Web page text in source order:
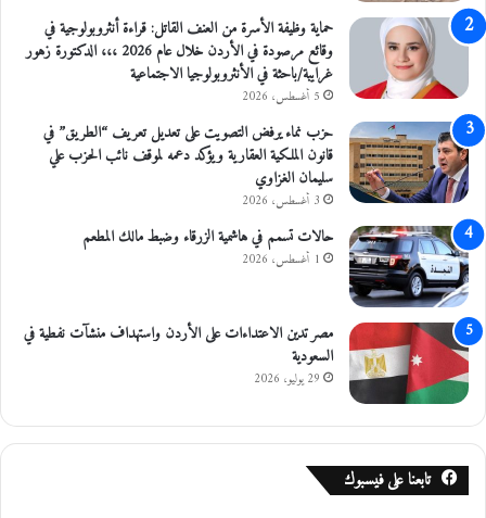
ا
ث
ل
و
ي
ة
و
ر
ف
ي
ع
أ
ق
ض
ي
ف
د
ج
ا
ا
ل
م
ن
ح
ل
د
ر
ا
س
ي
ة
حماية وظيفة الأسرة من العنف القاتل: قراءة أنثروبولوجية في
وقائع مرصودة في الأردن خلال عام 2026 ،،، الدكتورة زهور
غرايبة/باحثة في الأنثروبولوجيا الاجتماعية
5 أغسطس، 2026
حزب نماء يرفض التصويت على تعديل تعريف “الطريق” في
قانون الملكية العقارية ويؤكد دعمه لموقف نائب الحزب علي
سليمان الغزاوي
3 أغسطس، 2026
حالات تسمم في هاشمية الزرقاء وضبط مالك المطعم
1 أغسطس، 2026
مصر تدين الاعتداءات على الأردن واستهداف منشآت نفطية في
السعودية
29 يوليو، 2026
تابعنا على فيسبوك